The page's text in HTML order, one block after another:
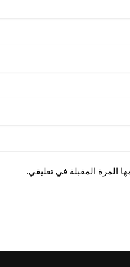
المرة المقبلة في تعليقي.